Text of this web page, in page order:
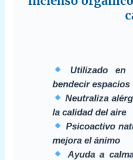
Utilizado en
bendecir espacios
Neutraliza
la calidad del aire
Psicoactivo
mejora el ánimo
Ayuda a